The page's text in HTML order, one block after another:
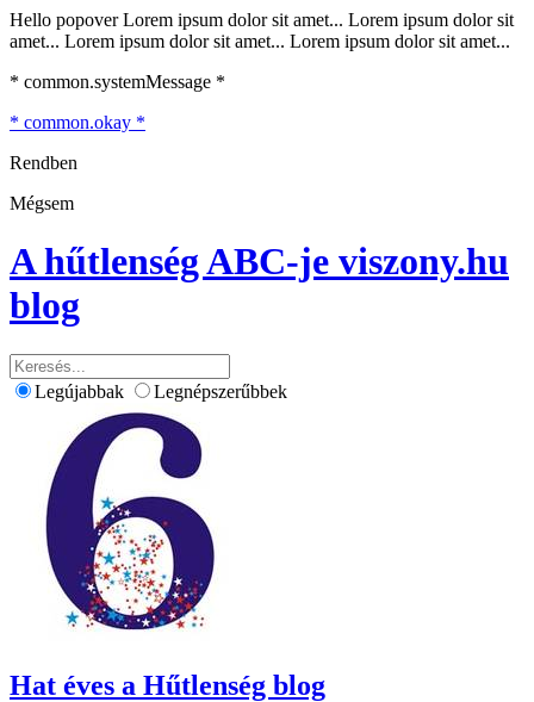
Hello popover Lorem ipsum dolor sit amet... Lorem ipsum dolor sit
amet... Lorem ipsum dolor sit amet... Lorem ipsum dolor sit amet...
* common.systemMessage *
* common.okay *
Rendben
Mégsem
A hűtlenség ABC-je viszony.hu
blog
Legújabbak Legnépszerűbbek
Hat éves a Hűtlenség blog